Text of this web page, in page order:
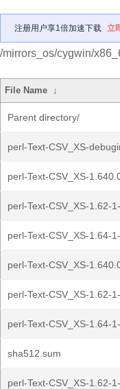
注册用户享1倍加速下载 立
/mirrors_os/cygwin/
File Name ↓
Parent directory/
perl-Text-CSV_XS-
perl-Text-CSV_XS-
perl-Text-CSV_XS-1.62-
perl-Text-CSV_XS-1.64-
perl-Text-CSV_XS-
perl-Text-CSV_XS-1.62-
perl-Text-CSV_XS-1.64-
sha512.sum
perl-Text-CSV_XS-1.62-